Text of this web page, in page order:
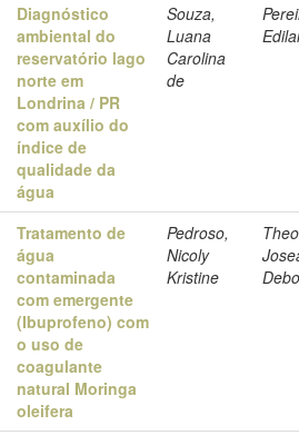
Diagnóstico
ambiental do
reservatório lago
norte em
Londrina / PR
com auxílio do
índice de
qualidade da
água
Souza,
Luana
Carolina
de
Tratamento de
água
contaminada
com emergente
(Ibuprofeno) com
o uso de
coagulante
natural Moringa
oleifera
Pedroso,
Nicoly
Kristine